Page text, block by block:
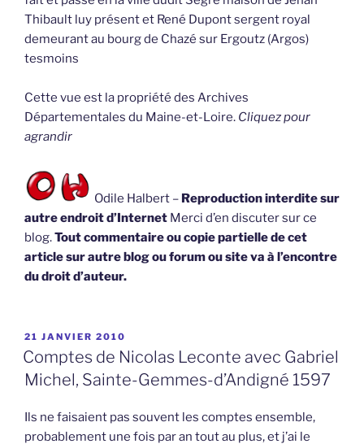
Thibault luy présent et René Dupont sergent royal
demeurant au bourg de Chazé sur Ergoutz (Argos)
tesmoins
Cette vue est la propriété des Archives
Départementales du Maine-et-Loire. Cliquez pour
agrandir
Odile Halbert – Reproduction interdite sur
autre endroit d’Internet Merci d’en discuter sur ce
blog.Tout commentaire ou copie partielle de cet
article sur autre blog ou forum ou site va à l’encontre
du droit d’auteur.
PUBLIÉ
LE
21 JANVIER 2010
Comptes de Nicolas Leconte avec Gabriel
Michel, Sainte-Gemmes-d’Andigné 1597
Ils ne faisaient pas souvent les comptes ensemble,
probablement une fois par an tout au plus, et j’ai le